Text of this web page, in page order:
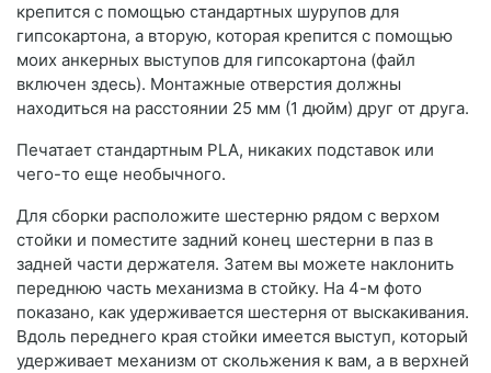
крепится с помощью стандартных шурупов для
гипсокартона, а вторую, которая крепится с помощью
моих анкерных выступов для гипсокартона (файл
включен здесь). Монтажные отверстия должны
находиться на расстоянии 25 мм (1 дюйм) друг от друга.
Печатает стандартным PLA, никаких подставок или
чего-то еще необычного.
Для сборки расположите шестерню рядом с верхом
стойки и поместите задний конец шестерни в паз в
задней части держателя. Затем вы можете наклонить
переднюю часть механизма в стойку. На 4-м фото
показано, как удерживается шестерня от выскакивания.
Вдоль переднего края стойки имеется выступ, который
удерживает механизм от скольжения к вам, а в верхней